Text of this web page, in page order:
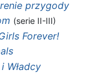
przygody
(serie II-III)
Forever!
Władcy